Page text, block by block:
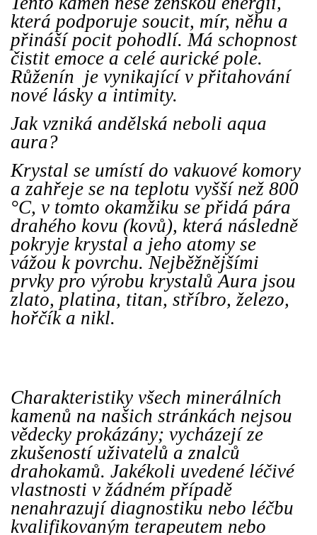
která podporuje soucit, mír, něhu a
přináší pocit pohodlí. Má schopnost
čistit emoce a celé aurické pole.
Růženín je vynikající v přitahování
nové lásky a intimity.
Jak vzniká andělská neboli aqua
aura?
Krystal se umístí do vakuové komory
a zahřeje se na teplotu vyšší než 800
°C, v tomto okamžiku se přidá pára
drahého kovu (kovů), která následně
pokryje krystal a jeho atomy se
vážou k povrchu. Nejběžnějšími
prvky pro výrobu krystalů Aura jsou
zlato, platina, titan, stříbro, železo,
hořčík a nikl.
Charakteristiky všech minerálních
kamenů na našich stránkách nejsou
vědecky prokázány; vycházejí ze
zkušeností uživatelů a znalců
drahokamů. Jakékoli uvedené léčivé
vlastnosti v žádném případě
nenahrazují diagnostiku nebo léčbu
kvalifikovaným terapeutem nebo